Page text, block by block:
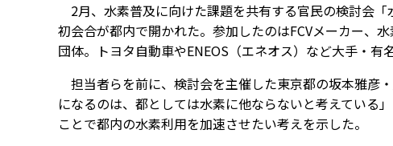
2月、水素普及に向けた課題を共有する官民の検討会
初会合が都内で開かれた。参加したのはFCVメーカー、
団体。トヨタ自動車やENEOS（エネオス）など大手・有
担当者らを前に、検討会を主催した東京都の坂本雅彦
になるのは、都としては水素に他ならないと考えている
ことで都内の水素利用を加速させたい考えを示した。